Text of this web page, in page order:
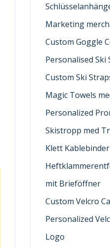
Marketing
Custom Goggle
Personalised Ski
Custom Ski
Magic Towels
Personalized
Skistropp med
Klett
mit Brieföffner
Custom Velcro
Personalized
Logo